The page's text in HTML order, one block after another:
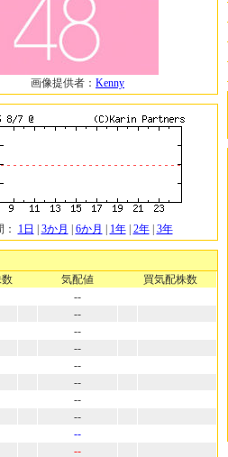
画像提供者： Kenny
1日 3か月 6か月 1年| 2年| 3年
気配値
買気配株数
--
--
--
--
--
--
--
--
--
--